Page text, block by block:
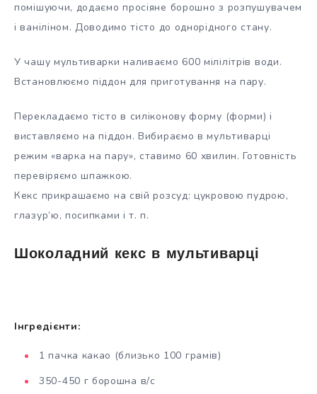
помішуючи, додаємо просіяне борошно з розпушувачем
і ваніліном. Доводимо тісто до однорідного стану.
У чашу мультиварки наливаємо 600 мілілітрів води.
Встановлюємо піддон для приготування на пару.
Перекладаємо тісто в силіконову форму (форми) і
виставляємо на піддон. Вибираємо в мультиварці
режим «варка на пару», ставимо 60 хвилин. Готовність
перевіряємо шпажкою.
Кекс прикрашаємо на свій розсуд: цукровою пудрою,
глазур’ю, посипками і т. п.
Шоколадний кекс в мультиварці
Інгредієнти:
1 пачка какао (близько 100 грамів)
350-450 г борошна в/с